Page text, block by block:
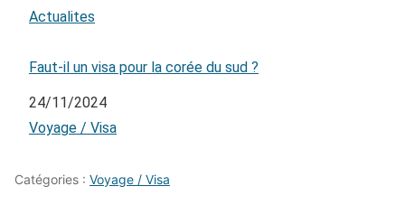
Par rapport à
Actualites
Faut-il un visa pour la corée du sud ?
Date
24/11/2024
Par rapport à
Voyage / Visa
Catégories : Voyage / Visa